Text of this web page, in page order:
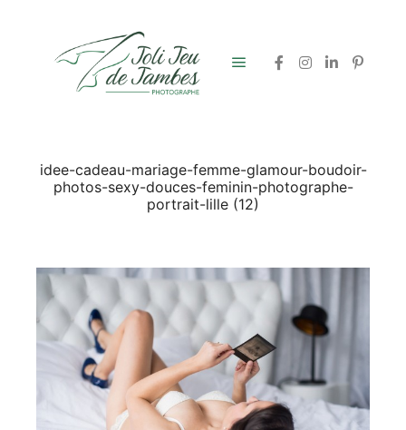
idee-cadeau-mariage-femme-glamour-boudoir-
photos-sexy-douces-feminin-photographe-
portrait-lille (12)